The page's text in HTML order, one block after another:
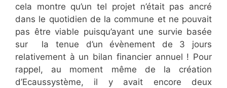
cela montre qu’un tel projet n’était pas ancré
dans le quotidien de la commune et ne pouvait
pas être viable puisqu’ayant une survie basée
sur la tenue d’un évènement de 3 jours
relativement à un bilan financier annuel ! Pour
rappel, au moment même de la création
d’Ecaussystème, il y avait encore deux